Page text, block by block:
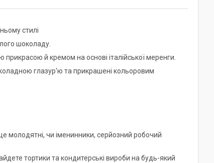
стилі
шоколаду.
й кремом на основі італійської меренги.
глазур'ю та прикрашені кольоровим
молодятні, чи іменинники, серйозний робочий
тортики та кондитерські вироби на будь-який